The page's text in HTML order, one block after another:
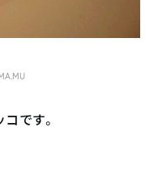
です。